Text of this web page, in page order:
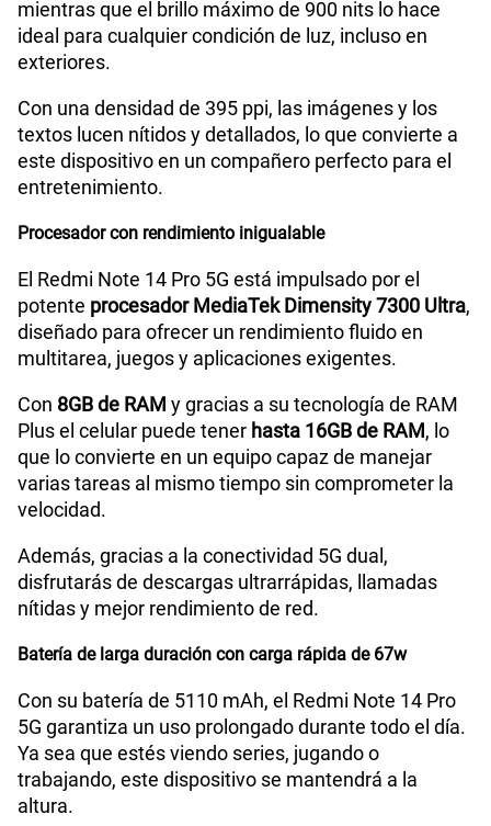
mientras que el brillo máximo de 900 nits lo hace
ideal para cualquier condición de luz, incluso en
exteriores.
Con una densidad de 395 ppi, las imágenes y los
textos lucen nítidos y detallados, lo que convierte a
este dispositivo en un compañero perfecto para el
entretenimiento.
Procesador con rendimiento inigualable
El Redmi Note 14 Pro 5G está impulsado por el
potente procesador MediaTek Dimensity 7300 Ultra,
diseñado para ofrecer un rendimiento fluido en
multitarea, juegos y aplicaciones exigentes.
Con 8GB de RAM y gracias a su tecnología de RAM
Plus el celular puede tener hasta 16GB de RAM, lo
que lo convierte en un equipo capaz de manejar
varias tareas al mismo tiempo sin comprometer la
velocidad.
Además, gracias a la conectividad 5G dual,
disfrutarás de descargas ultrarrápidas, llamadas
nítidas y mejor rendimiento de red.
Batería de larga duración con carga rápida de 67w
Con su batería de 5110 mAh, el Redmi Note 14 Pro
5G garantiza un uso prolongado durante todo el día.
Ya sea que estés viendo series, jugando o
trabajando, este dispositivo se mantendrá a la
altura.